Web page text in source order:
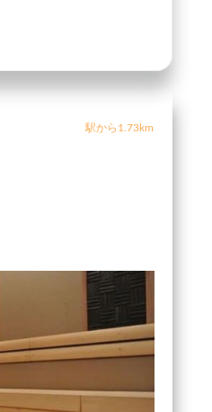
駅から1.73km